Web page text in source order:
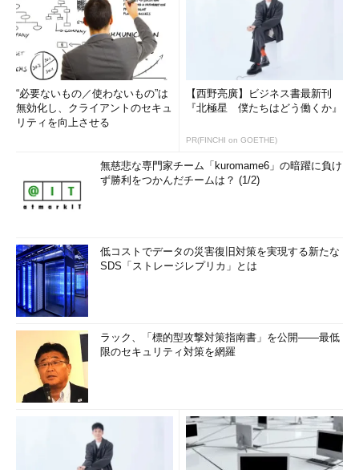
“必要ないもの／使わないもの”は
無効化し、クライアントのセキュ
リティを向上させる
【西野亮廣】ビジネス書最新刊
『北極星 僕たちはどう働くか』
PR(FINCHI on GOETHE)
無慈悲な専門家チーム「kuromame6」の暗躍に負け
ず勝利をつかんだチームは？ (1/2)
低コストでデータの災害復旧対策を実現する新たな
SDS「ストレージレプリカ」とは
ラック、「標的型攻撃対策指南書」を公開――最低
限のセキュリティ対策を網羅